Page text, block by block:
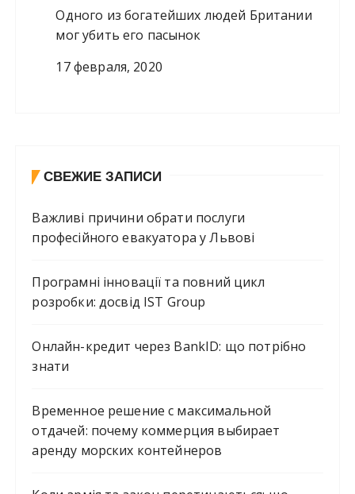
Одного из богатейших людей Британии
мог убить его пасынок
17 февраля, 2020
СВЕЖИЕ ЗАПИСИ
Важливі причини обрати послуги
професійного евакуатора у Львові
Програмні інновації та повний цикл
розробки: досвід IST Group
Онлайн-кредит через BankID: що потрібно
знати
Временное решение с максимальной
отдачей: почему коммерция выбирает
аренду морских контейнеров